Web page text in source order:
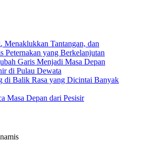
Menaklukkan Tantangan, dan
Peternakan yang Berkelanjutan
Garis Menjadi Masa Depan
di Pulau Dewata
di Balik Rasa yang Dicintai Banyak
Masa Depan dari Pesisir